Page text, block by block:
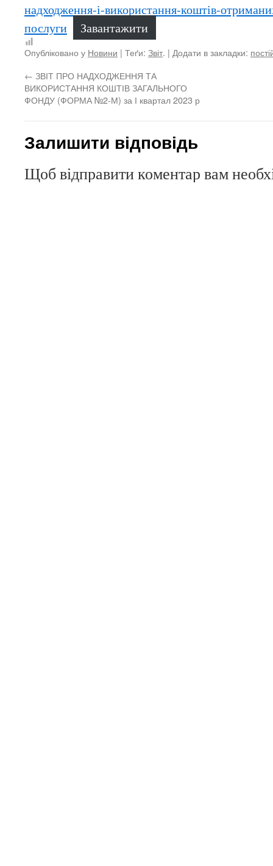
надходження-і-використання-коштів-
послуги
Завантажити
Опубліковано у Новини | Теґи: Звіт. | Додати в закладки:
← ЗВІТ ПРО НАДХОДЖЕННЯ ТА
ВИКОРИСТАННЯ КОШТІВ ЗАГАЛЬНОГО
ФОНДУ (ФОРМА №2-М) за І квартал 2023 р
Залишити відповідь
Щоб відправити коментар вам